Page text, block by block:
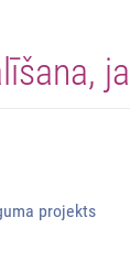
projekts